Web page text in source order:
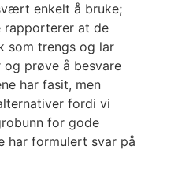
enkelt å bruke;
rapporterer at de
som trengs og lar
prøve å besvare
har fasit, men
fordi vi
for gode
har formulert svar på